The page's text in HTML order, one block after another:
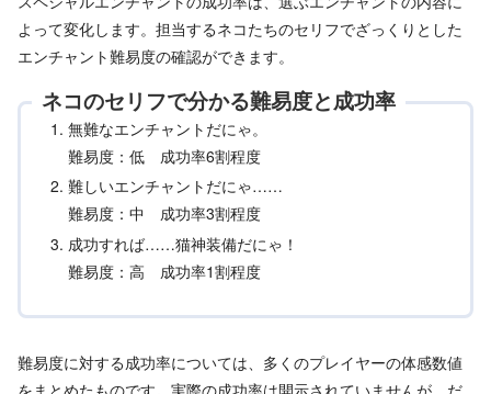
よって変化します。担当するネコたちのセリフでざっくりとした
エンチャント難易度の確認ができます。
ネコのセリフで分かる難易度と成功率
無難なエンチャントだにゃ。
難易度：低 成功率6割程度
難しいエンチャントだにゃ……
難易度：中 成功率3割程度
成功すれば……猫神装備だにゃ！
難易度：高 成功率1割程度
難易度に対する成功率については、多くのプレイヤーの体感数値
をまとめたものです。実際の成功率は開示されていませんが、だ